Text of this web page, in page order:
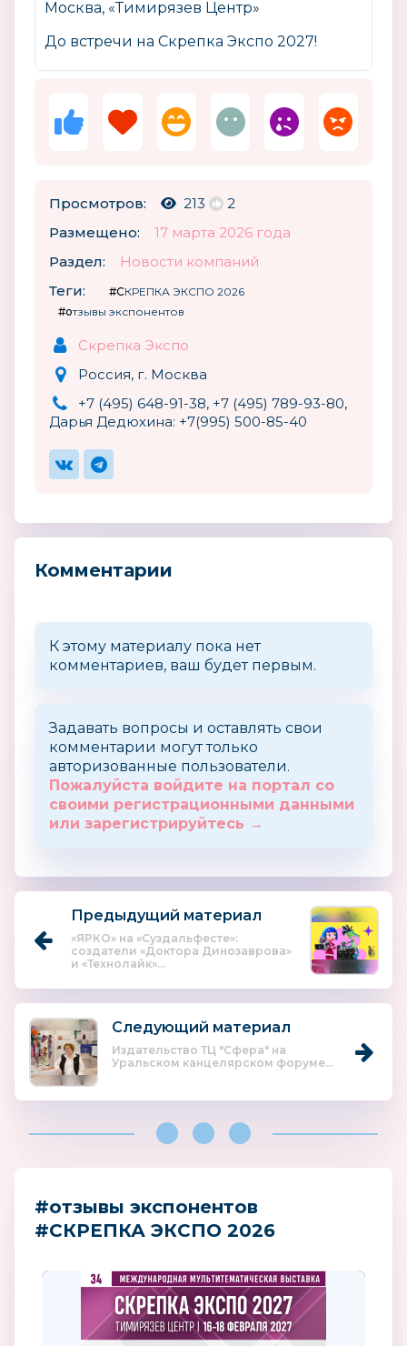
Москва, «Тимирязев Центр»
До встречи на Скрепка Экспо 2027!
Просмотров: 213
2
Размещено:
17 марта 2026 года
Раздел:
Новости компаний
Теги:
#СКРЕПКА ЭКСПО 2026
#отзывы экспонентов
Скрепка Экспо
Россия, г. Москва
+7 (495) 648-91-38, +7 (495) 789-93-80,
Дарья Дедюхина: +7(995) 500-85-40‬
Комментарии
К этому материалу пока нет
комментариев, ваш будет первым.
Задавать вопросы и оставлять свои
комментарии могут только
авторизованные пользователи.
Пожалуйста войдите на портал со
своими регистрационными данными
или зарегистрируйтесь →
Предыдущий материал
«ЯРКО» на «Суздальфесте»:
создатели «Доктора Динозаврова»
и «Технолайк»...
Следующий материал
Издательство ТЦ "Сфера" на
Уральском канцелярском форуме...
#отзывы экспонентов
#СКРЕПКА ЭКСПО 2026